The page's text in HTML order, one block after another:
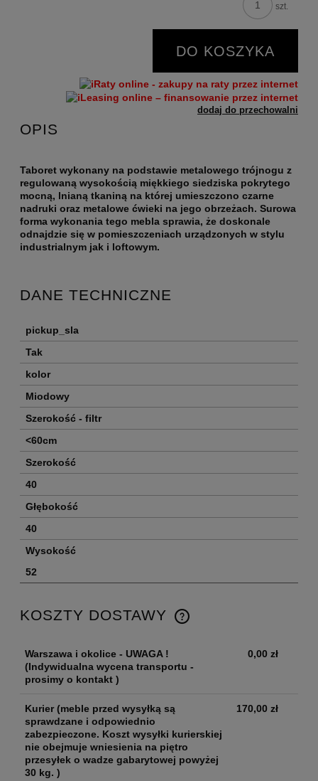
szt.
DO KOSZYKA
dodaj do przechowalni
OPIS
Taboret wykonany na podstawie metalowego trójnogu z
regulowaną wysokością miękkiego siedziska pokrytego
mocną, lnianą tkaniną na której umieszczono czarne
nadruki oraz metalowe ćwieki na jego obrzeżach. Surowa
forma wykonania tego mebla sprawia, że doskonale
odnajdzie się w pomieszczeniach urządzonych w stylu
industrialnym jak i loftowym.
DANE TECHNICZNE
pickup_sla
Tak
kolor
Miodowy
Szerokość - filtr
<60cm
Szerokość
40
Głębokość
40
Wysokość
52
KOSZTY DOSTAWY
Warszawa i okolice - UWAGA !
(Indywidualna wycena transportu -
prosimy o kontakt )
0,00 zł
Kurier(meble przed wysyłką są
sprawdzane i odpowiednio
zabezpieczone. Koszt wysyłki kurierskiej
nie obejmuje wniesienia na piętro
przesyłek o wadze gabarytowej powyżej
30 kg. )
170,00 zł